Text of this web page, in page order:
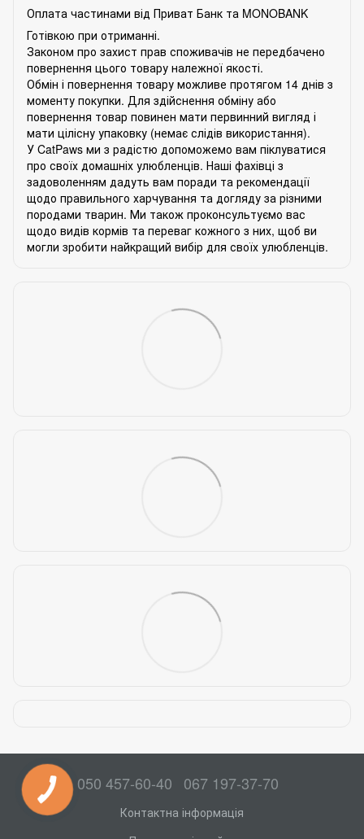
Оплата частинами від Приват Банк та MONOBANK
Готівкою при отриманні.
Законом про захист прав споживачів не передбачено
повернення цього товару належної якості.
Обмін і повернення товару можливе протягом 14 днів з
моменту покупки. Для здійснення обміну або
повернення товар повинен мати первинний вигляд і
мати цілісну упаковку (немає слідів використання).
У CatPaws ми з радістю допоможемо вам піклуватися
про своїх домашніх улюбленців. Наші фахівці з
задоволенням дадуть вам поради та рекомендації
щодо правильного харчування та догляду за різними
породами тварин. Ми також проконсультуємо вас
щодо видів кормів та переваг кожного з них, щоб ви
могли зробити найкращий вибір для своїх улюбленців.
050 457-60-40 067 197-37-70
Контактна інформація